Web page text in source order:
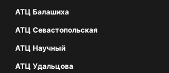
АТЦ Балашиха
АТЦ Севастопольская
АТЦ Научный
АТЦ Удальцова